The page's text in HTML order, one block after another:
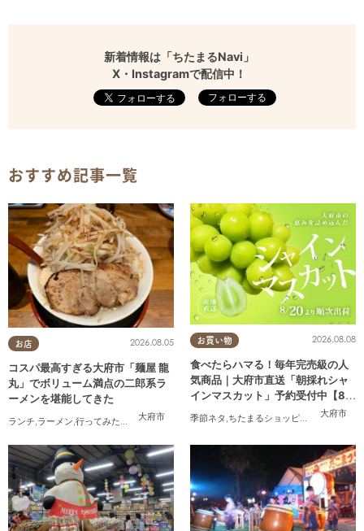
新着情報は「ちたまるNavi」
X・Instagramで配信中！
フォローする
おすすめ記事一覧
お店
大府市
2026.08.05
コスパ最高すぎる大府市「麺屋 龍
丸」でボリューム満点の二郎系ラ
ーメンを堪能してきた
ランチ,ラーメン,行ってみたレポ ,おひとりさま,コスパ抜群
お買い物
大府市
2026.08.08
食べたらハマる！毎年完売級の人
気商品｜大府市直送「朝採れシャ
インマスカット」予約受付中【8/2
0頃より順次配送】／ちたまるショ
ッピング
季節ネタ ,ちたまるショッピング 夫婦 ,家族